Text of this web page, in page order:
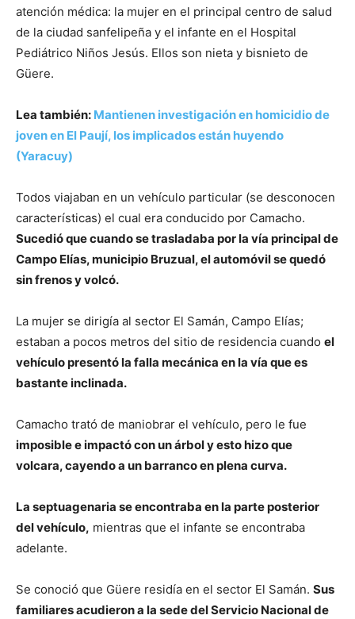
atención médica: la mujer en el principal centro de salud
de la ciudad sanfelipeña y el infante en el Hospital
Pediátrico Niños Jesús. Ellos son nieta y bisnieto de
Güere.
Lea también: Mantienen investigación en homicidio de
joven en El Paují, los implicados están huyendo
(Yaracuy)
Todos viajaban en un vehículo particular (se desconocen
características) el cual era conducido por Camacho.
Sucedió que cuando se trasladaba por la vía principal de
Campo Elías, municipio Bruzual, el automóvil se quedó
sin frenos y volcó.
La mujer se dirigía al sector El Samán, Campo Elías;
estaban a pocos metros del sitio de residencia cuando el
vehículo presentó la falla mecánica en la vía que es
bastante inclinada.
Camacho trató de maniobrar el vehículo, pero le fue
imposible e impactó con un árbol y esto hizo que
volcara, cayendo a un barranco en plena curva.
La septuagenaria se encontraba en la parte posterior
del vehículo, mientras que el infante se encontraba
adelante.
Se conoció que Güere residía en el sector El Samán. Sus
familiares acudieron a la sede del Servicio Nacional de